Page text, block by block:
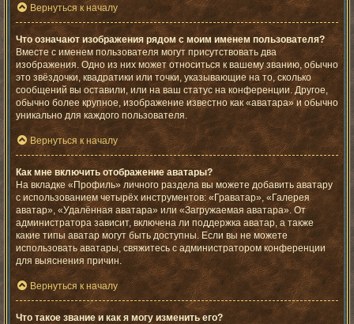
Вернуться к началу
Что означают изображения рядом с моим именем пользователя?
Вместе с именем пользователя могут присутствовать два
изображения. Одно из них может относиться к вашему званию, обычно
это звёздочки, квадратики или точки, указывающие на то, сколько
сообщений вы оставили, или на ваш статус на конференции. Другое,
обычно более крупное, изображение известно как «аватара» и обычно
уникально для каждого пользователя.
Вернуться к началу
Как мне включить отображение аватары?
На вкладке «Профиль» личного раздела вы можете добавить аватару
с использованием четырёх инструментов: «Граватар», «Галерея
аватар», «Удалённая аватара» или «Загружаемая аватара». От
администратора зависит, включена ли поддержка аватар, а также
какие типы аватар могут быть доступны. Если вы не можете
использовать аватары, свяжитесь с администратором конференции
для выяснения причин.
Вернуться к началу
Что такое звание и как я могу изменить его?